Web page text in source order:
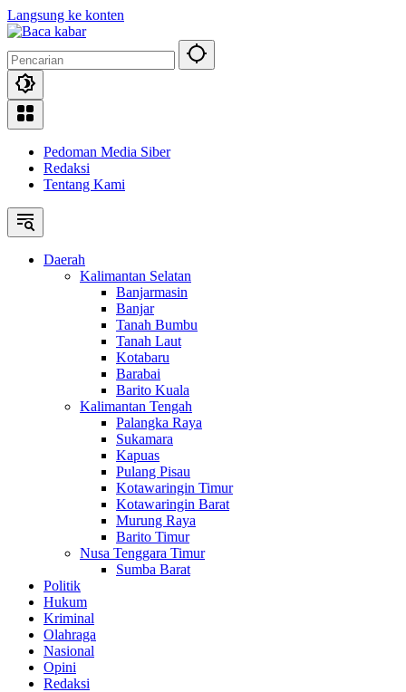
Langsung ke konten
Pedoman Media Siber
Redaksi
Tentang Kami
Daerah
Kalimantan Selatan
Banjarmasin
Banjar
Tanah Bumbu
Tanah Laut
Kotabaru
Barabai
Barito Kuala
Kalimantan Tengah
Palangka Raya
Sukamara
Kapuas
Pulang Pisau
Kotawaringin Timur
Kotawaringin Barat
Murung Raya
Barito Timur
Nusa Tenggara Timur
Sumba Barat
Politik
Hukum
Kriminal
Olahraga
Nasional
Opini
Redaksi